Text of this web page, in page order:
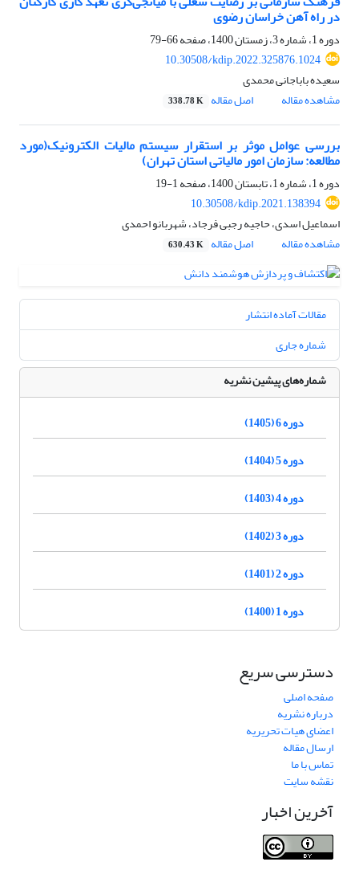
در راه آهن خراسان رضوی
دوره 1، شماره 3، زمستان 1400، صفحه
66-79
10.30508/kdip.2022.325876.1024
سعیده باباجانی محمدی
مشاهده مقاله
اصل مقاله 338.78 K
بررسی عوامل موثر بر استقرار سیستم مالیات الکترونیک(مورد
مطالعه: سازمان امور مالیاتی استان تهران)
دوره 1، شماره 1، تابستان 1400، صفحه
1-19
10.30508/kdip.2021.138394
اسماعیل اسدی، حاجیه رجبی فرجاد، شهربانو احمدی
مشاهده مقاله
اصل مقاله 630.43 K
مقالات آماده انتشار
شماره جاری
شماره‌های پیشین نشریه
دوره 6 (1405)
دوره 5 (1404)
دوره 4 (1403)
دوره 3 (1402)
دوره 2 (1401)
دوره 1 (1400)
دسترسی سریع
صفحه اصلی
درباره نشریه
اعضای هیات تحریریه
ارسال مقاله
تماس با ما
نقشه سایت
آخرین اخبار